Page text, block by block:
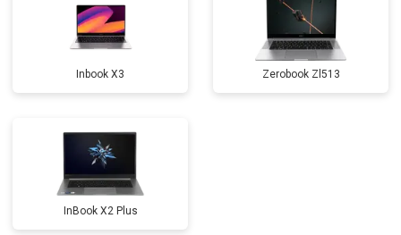
Inbook X3 Zerobook Zl513
InBook X2 Plus